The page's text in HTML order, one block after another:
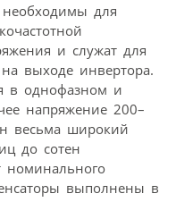
для
и служат для
выходе инвертора.
в однофазном и
напряжение 200–
весьма широкий
до сотен
номинального
выполнены в